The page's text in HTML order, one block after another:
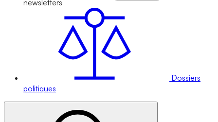
newsletters
Dossiers
politiques